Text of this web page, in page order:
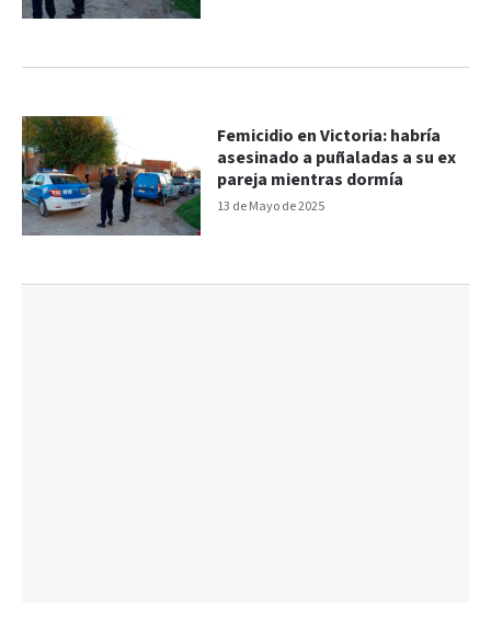
13 de Mayo de 2025
Femicidio en Victoria: habría
asesinado a puñaladas a su ex
pareja mientras dormía